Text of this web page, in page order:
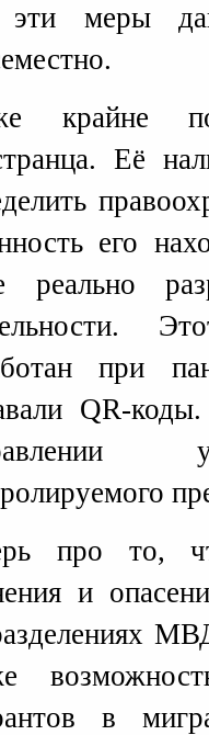
эти меры
крайне
Её
его
реально
при
QR-
про то,
и
в